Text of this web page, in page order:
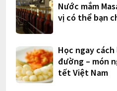
Nước mắm
vị có thể bạn
Học ngay
đường – món
tết Việt Nam